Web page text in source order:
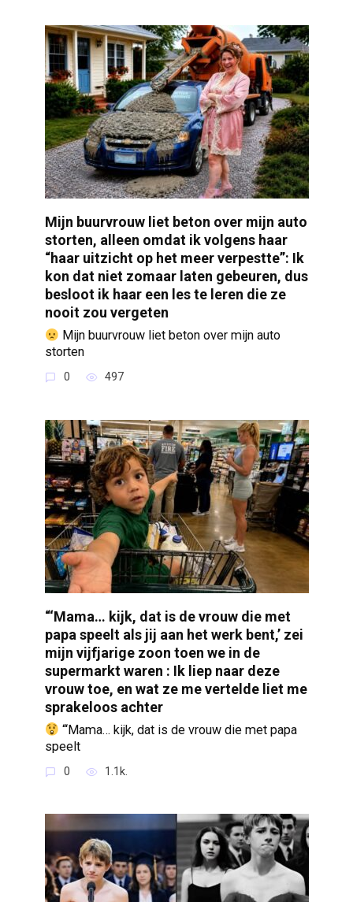
Mijn buurvrouw liet beton over mijn auto
storten, alleen omdat ik volgens haar
“haar uitzicht op het meer verpestte”: Ik
kon dat niet zomaar laten gebeuren, dus
besloot ik haar een les te leren die ze
nooit zou vergeten
Mijn buurvrouw liet beton over mijn auto
storten
0 497
“‘Mama… kijk, dat is de vrouw die met
papa speelt als jij aan het werk bent,’ zei
mijn vijfjarige zoon toen we in de
supermarkt waren : Ik liep naar deze
vrouw toe, en wat ze me vertelde liet me
sprakeloos achter
“‘Mama… kijk, dat is de vrouw die met papa
speelt
0 1.1k.